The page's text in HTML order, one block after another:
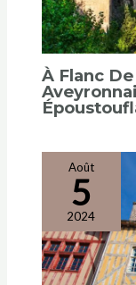
À Flanc
Août
5
2024